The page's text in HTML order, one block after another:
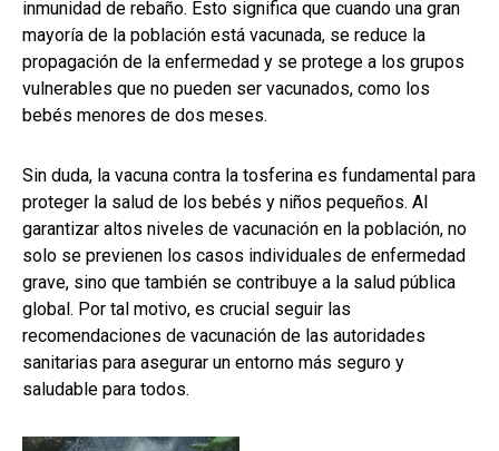
inmunidad de rebaño. Esto significa que cuando una gran
mayoría de la población está vacunada, se reduce la
propagación de la enfermedad y se protege a los grupos
vulnerables que no pueden ser vacunados, como los
bebés menores de dos meses.
Sin duda, la vacuna contra la tosferina es fundamental para
proteger la salud de los bebés y niños pequeños. Al
garantizar altos niveles de vacunación en la población, no
solo se previenen los casos individuales de enfermedad
grave, sino que también se contribuye a la salud pública
global. Por tal motivo, es crucial seguir las
recomendaciones de vacunación de las autoridades
sanitarias para asegurar un entorno más seguro y
saludable para todos.